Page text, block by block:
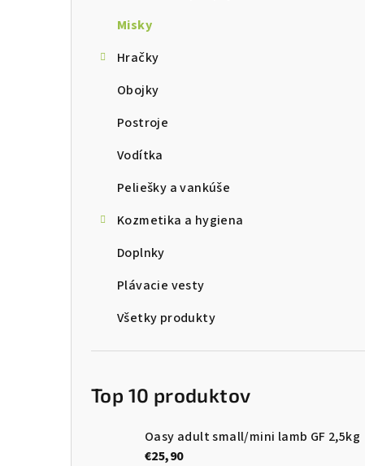
Misky
Hračky
Obojky
Postroje
Vodítka
Peliešky a vankúše
Kozmetika a hygiena
Doplnky
Plávacie vesty
Všetky produkty
Top 10 produktov
Oasy adult small/mini lamb GF 2,5kg
€25,90